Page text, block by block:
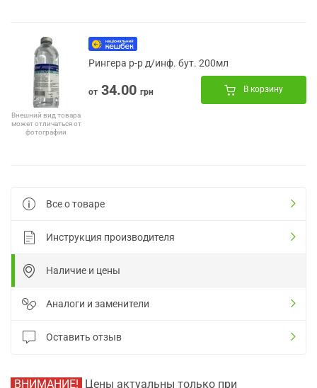
Внешний вид товара
может отличаться от
фотографии
Рингера р-р д/инф. бут. 200мл
от 34.00 грн В корзину
Все о товаре
Инструкция производителя
Наличие и цены
Аналоги и заменители
Оставить отзыв
ВНИМАНИЕ! Цены актуальны только при